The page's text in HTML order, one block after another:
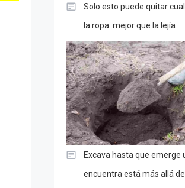
Solo esto puede quitar
la ropa: mejor que la lejía
Excava hasta que emerge
encuentra está más allá